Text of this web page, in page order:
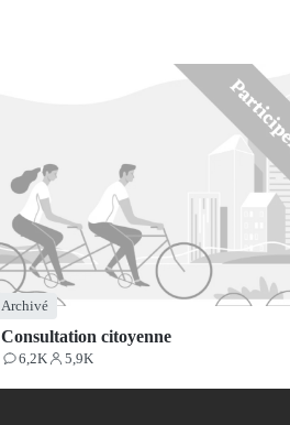
Archivé
Consultation citoyenne
6,2K
Contributions
5,9K
Participants